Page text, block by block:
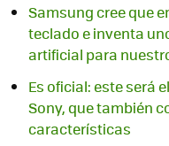
Samsung cree que
teclado e inventa
artificial para
Es oficial: este será
Sony, que también
características